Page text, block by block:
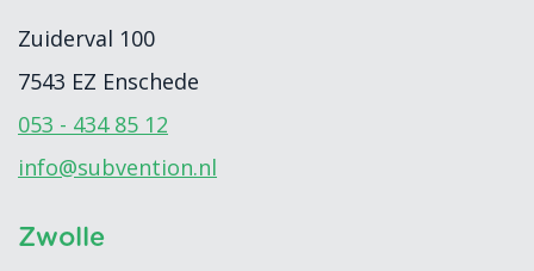
Zuiderval 100
7543 EZ Enschede
053 - 434 85 12
info@subvention.nl
Zwolle